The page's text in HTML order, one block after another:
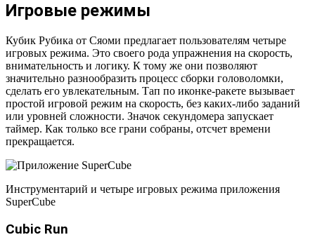
Игровые режимы
Кубик Рубика от Сяоми предлагает пользователям четыре
игровых режима. Это своего рода упражнения на скорость,
внимательность и логику. К тому же они позволяют
значительно разнообразить процесс сборки головоломки,
сделать его увлекательным. Тап по иконке-ракете вызывает
простой игровой режим на скорость, без каких-либо заданий
или уровней сложности. Значок секундомера запускает
таймер. Как только все грани собраны, отсчет времени
прекращается.
Инструментарий и четыре игровых режима приложения
SuperCube
Cubic Run